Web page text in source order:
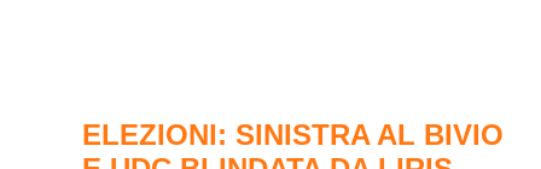
ELEZIONI: SINISTRA AL BIVIO